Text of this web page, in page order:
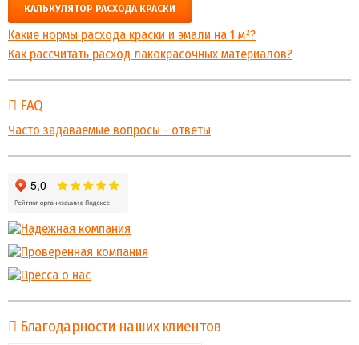
КАЛЬКУЛЯТОР РАСХОДА КРАСКИ
Какие нормы расхода краски и эмали на 1 м²?
Как рассчитать расход лакокрасочных материалов?
FAQ
Часто задаваемые вопросы - ответы
Благодарности наших клиентов